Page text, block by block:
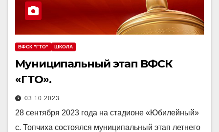
ВФСК "ГТО" ШКОЛА
Муниципальный этап ВФСК
«ГТО».
03.10.2023
28 сентября 2023 года на стадионе «Юбилейный»
с. Топчиха состоялся муниципальный этап летнего